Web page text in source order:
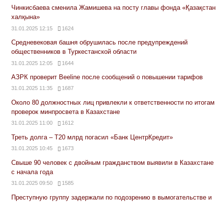
Чинкисбаева сменила Жамишева на посту главы фонда «Қазақстан
халқына»
31.01.2025 12:15 1624
Средневековая башня обрушилась после предупреждений
общественников в Туркестанской области
31.01.2025 12:05 1644
АЗРК проверит Beeline после сообщений о повышении тарифов
31.01.2025 11:35 1687
Около 80 должностных лиц привлекли к ответственности по итогам
проверок минпросвета в Казахстане
31.01.2025 11:00 1612
Треть долга – Т20 млрд погасил «Банк ЦентрКредит»
31.01.2025 10:45 1673
Свыше 90 человек с двойным гражданством выявили в Казахстане
с начала года
31.01.2025 09:50 1585
Преступную группу задержали по подозрению в вымогательстве и